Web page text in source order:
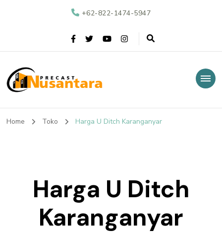
+62-822-1474-5947
Nusantara Precast
Home Toko Harga U Ditch Karanganyar
Harga U Ditch
Karanganyar